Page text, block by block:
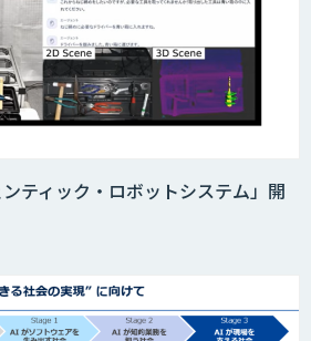
ティック・ロボットシステム」開